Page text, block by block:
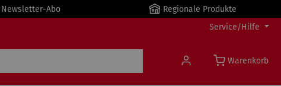
Abo
Regionale Produkte
Service/Hilfe
Warenkorb